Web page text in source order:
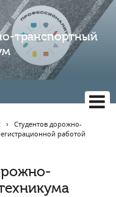
транспортный
›Студентов дорожно-
работой